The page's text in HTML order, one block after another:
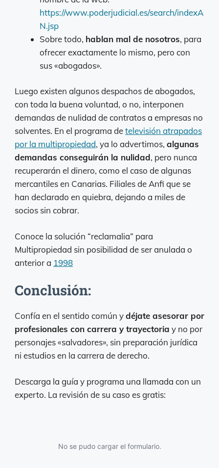
https://www.poderjudicial.es/search/indexA
N.jsp
Sobre todo, hablan mal de nosotros, para
ofrecer exactamente lo mismo, pero con
sus «abogados».
Luego existen algunos despachos de abogados,
con toda la buena voluntad, o no, interponen
demandas de nulidad de contratos a empresas no
solventes. En el programa detelevisión atrapados
por la multipropiedad, ya lo advertimos, algunas
demandas conseguirán la nulidad, pero nunca
recuperarán el dinero, como el caso de algunas
mercantiles en Canarias. Filiales de Anfi que se
han declarado en quiebra, dejando a miles de
socios sin cobrar.
Conoce la solución “reclamalia” para
Multipropiedad sin posibilidad de ser anulada o
anterior a 1998
Conclusión:
Confía en el sentido común ydéjate asesorar por
profesionales con carrera y trayectoria y no por
personajes «salvadores», sin preparación jurídica
ni estudios en la carrera de derecho.
Descarga la guía y programa una llamada con un
experto. La revisión de su caso es gratis:
No se pudo cargar el formulario.